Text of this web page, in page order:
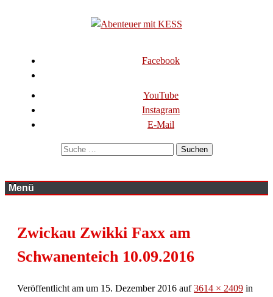
Abenteuer mit KESS
Facebook
YouTube
Instagram
E-Mail
Suchen
Menü
Zwickau Zwikki Faxx am
Schwanenteich 10.09.2016
Veröffentlicht am um 15. Dezember 2016 auf3614 × 2409 in